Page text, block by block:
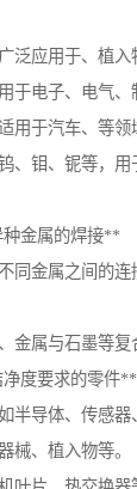
应用于、植入
电子、电气、
于汽车、等领
、钼、铌等，用
金属的焊接**
同金属之间的连
金属与石墨等复
度要求的零件**
导体、传感器
、植入物等。